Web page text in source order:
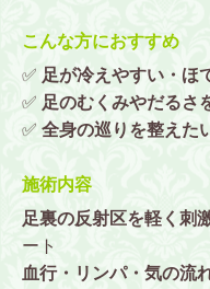
こんな方におすすめ
✅ 足が冷えやすい・ほ
✅ 足のむくみやだるさ
✅ 全身の巡りを整えた
施術内容
足裏の反射区を軽く刺
ート
血行・リンパ・気の流